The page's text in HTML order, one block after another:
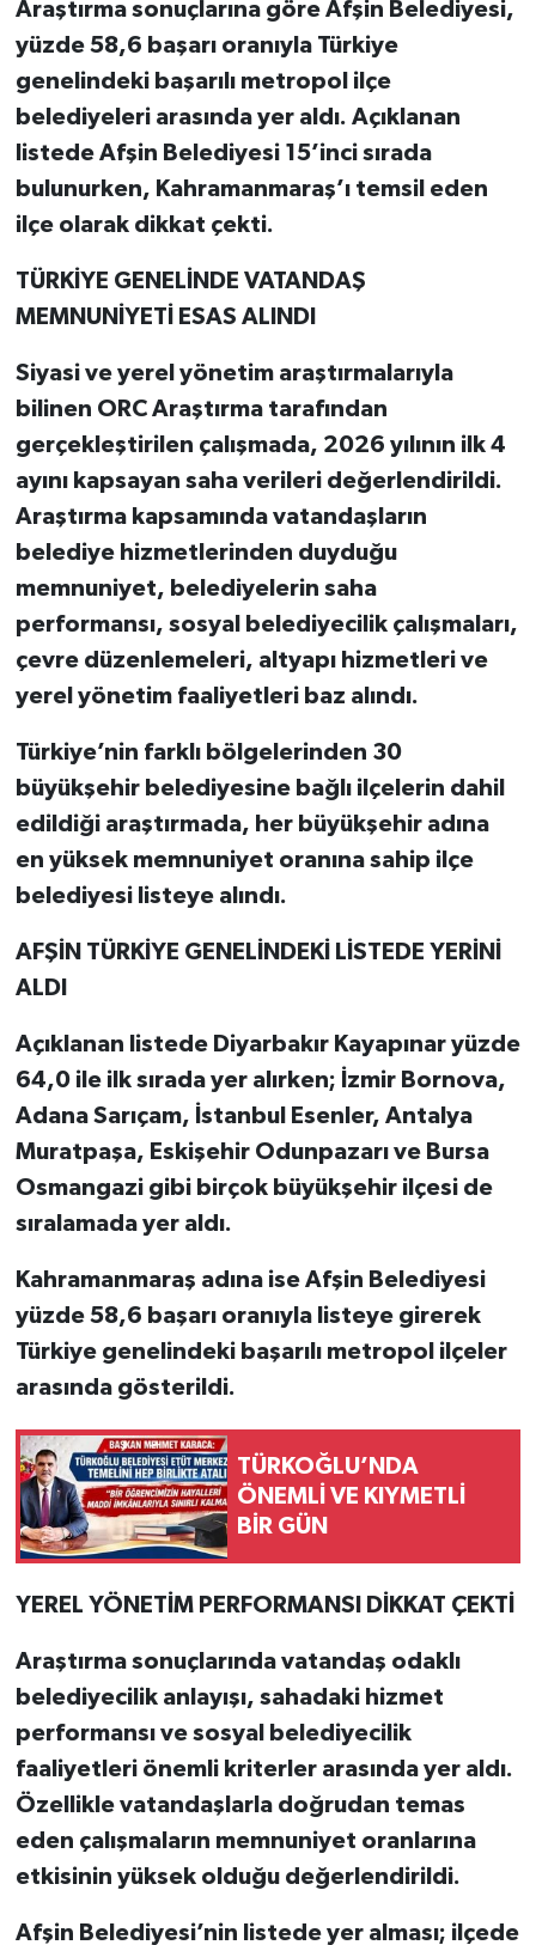
Araştırma sonuçlarına göre Afşin Belediyesi,
yüzde 58,6 başarı oranıyla Türkiye
genelindeki başarılı metropol ilçe
belediyeleri arasında yer aldı. Açıklanan
listede Afşin Belediyesi 15’inci sırada
bulunurken, Kahramanmaraş’ı temsil eden
ilçe olarak dikkat çekti.
TÜRKİYE GENELİNDE VATANDAŞ
MEMNUNİYETİ ESAS ALINDI
Siyasi ve yerel yönetim araştırmalarıyla
bilinen ORC Araştırma tarafından
gerçekleştirilen çalışmada, 2026 yılının ilk 4
ayını kapsayan saha verileri değerlendirildi.
Araştırma kapsamında vatandaşların
belediye hizmetlerinden duyduğu
memnuniyet, belediyelerin saha
performansı, sosyal belediyecilik çalışmaları,
çevre düzenlemeleri, altyapı hizmetleri ve
yerel yönetim faaliyetleri baz alındı.
Türkiye’nin farklı bölgelerinden 30
büyükşehir belediyesine bağlı ilçelerin dahil
edildiği araştırmada, her büyükşehir adına
en yüksek memnuniyet oranına sahip ilçe
belediyesi listeye alındı.
AFŞİN TÜRKİYE GENELİNDEKİ LİSTEDE YERİNİ
ALDI
Açıklanan listede Diyarbakır Kayapınar yüzde
64,0 ile ilk sırada yer alırken; İzmir Bornova,
Adana Sarıçam, İstanbul Esenler, Antalya
Muratpaşa, Eskişehir Odunpazarı ve Bursa
Osmangazi gibi birçok büyükşehir ilçesi de
sıralamada yer aldı.
Kahramanmaraş adına ise Afşin Belediyesi
yüzde 58,6 başarı oranıyla listeye girerek
Türkiye genelindeki başarılı metropol ilçeler
arasında gösterildi.
TÜRKOĞLU’NDA
ÖNEMLİ VE KIYMETLİ
BİR GÜN
YEREL YÖNETİM PERFORMANSI DİKKAT ÇEKTİ
Araştırma sonuçlarında vatandaş odaklı
belediyecilik anlayışı, sahadaki hizmet
performansı ve sosyal belediyecilik
faaliyetleri önemli kriterler arasında yer aldı.
Özellikle vatandaşlarla doğrudan temas
eden çalışmaların memnuniyet oranlarına
etkisinin yüksek olduğu değerlendirildi.
Afşin Belediyesi’nin listede yer alması; ilçede